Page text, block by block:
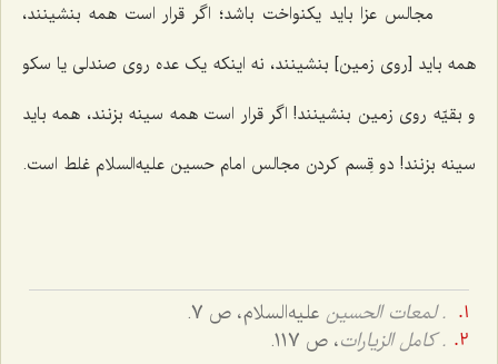
مجالس عزا باید یکنواخت باشد؛ اگر قرار است همه بنشینند،
همه باید [روی زمین] بنشینند، نه اینکه یک عده روی صندلی یا سکو
و بقیّه روی زمین بنشینند! اگر قرار است همه سینه بزنند، همه باید
سینه بزنند! دو قِسم کردن مجالس امام حسین علیه‌السلام غلط است.
. لمعات الحسین علیه‌السلام، ص 7.
. كامل الزيارات، ص 117.